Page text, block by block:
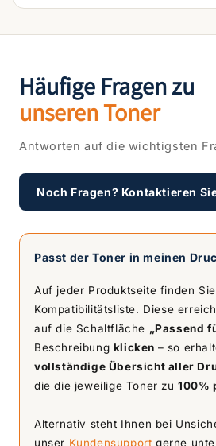
Häufige Fragen zu
unseren Toner
Antworten auf die wichtigsten
Noch Fragen? Kontaktieren
Passt der Toner in meinen
Auf jeder Produktseite finden
Kompatibilitätsliste. Diese
auf die Schaltfläche „Passend
Beschreibung klicken – so
vollständige Übersicht aller
die die jeweilige Toner zu100%
Alternativ steht Ihnen bei
unser Kundensupport gerne